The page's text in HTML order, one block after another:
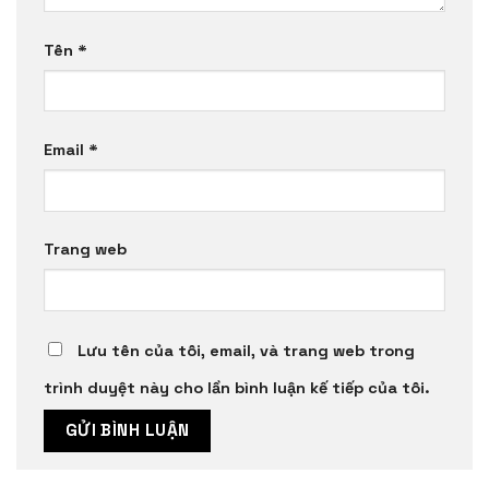
Tên *
Email *
Trang web
Lưu tên của tôi, email, và trang web trong
trình duyệt này cho lần bình luận kế tiếp của tôi.